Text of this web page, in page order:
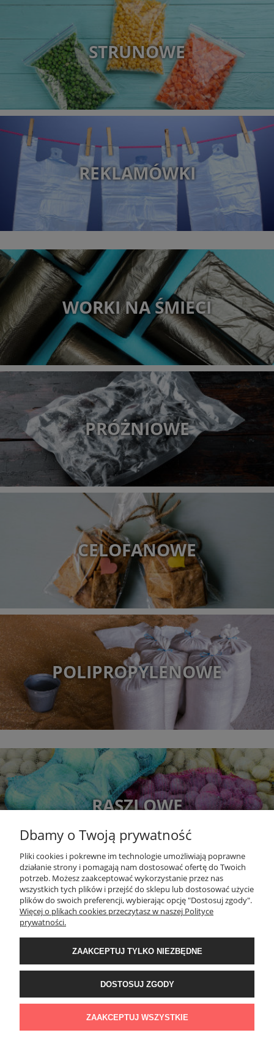
STRUNOWE
REKLAMÓWKI
WORKI NA ŚMIECI
PRÓŻNIOWE
CELOFANOWE
POLIPROPYLENOWE
RASZLOWE
DOKUMENTY
MOJE KONTO
O NAS
Wdrożeniewlasnewww.pl
Dbamy o Twoją prywatność
Pliki cookies i pokrewne im technologie umożliwiają poprawne
działanie strony i pomagają nam dostosować ofertę do Twoich
potrzeb. Możesz zaakceptować wykorzystanie przez nas
wszystkich tych plików i przejść do sklepu lub dostosować użycie
plików do swoich preferencji, wybierając opcję "Dostosuj zgody".
Więcej o plikach cookies przeczytasz w naszej Polityce
prywatności.
ZAAKCEPTUJ TYLKO NIEZBĘDNE
DOSTOSUJ ZGODY
ZAAKCEPTUJ WSZYSTKIE